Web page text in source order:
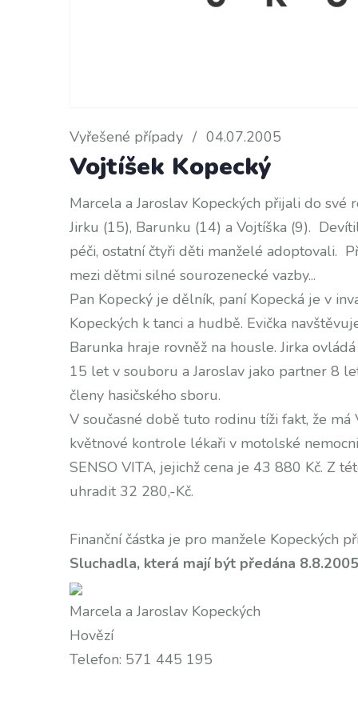
Vyřešené případy / 04.07.2005
Vojtíšek Kopecký
Marcela a Jaroslav Kopeckých přijali do
Jirku (15), Barunku (14) a Vojtíška (9).
péči, ostatní čtyři děti manželé adoptovali.
mezi dětmi silné sourozenecké vazby...
Pan Kopecký je dělník, paní Kopecká je v
Kopeckých k tanci a hudbě. Evička
Barunka hraje rovněž na housle. Jirka
15 let v souboru a Jaroslav jako partner 8
členy hasičského sboru.
V současné době tuto rodinu tíži fakt, že
květnové kontrole lékaři v motolské
SENSO VITA, jejichž cena je 43 880 Kč. Z
uhradit 32 280,-Kč.
Finanční částka je pro manžele Kopeckých
Sluchadla, která mají být předána
Marcela a Jaroslav Kopeckých
Hovězí
Telefon: 571 445 195